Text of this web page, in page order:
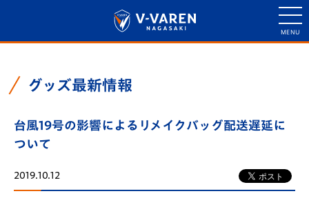
グッズ最新情報
台風19号の影響によるリメイクバッグ配送遅延に
ついて
2019.10.12